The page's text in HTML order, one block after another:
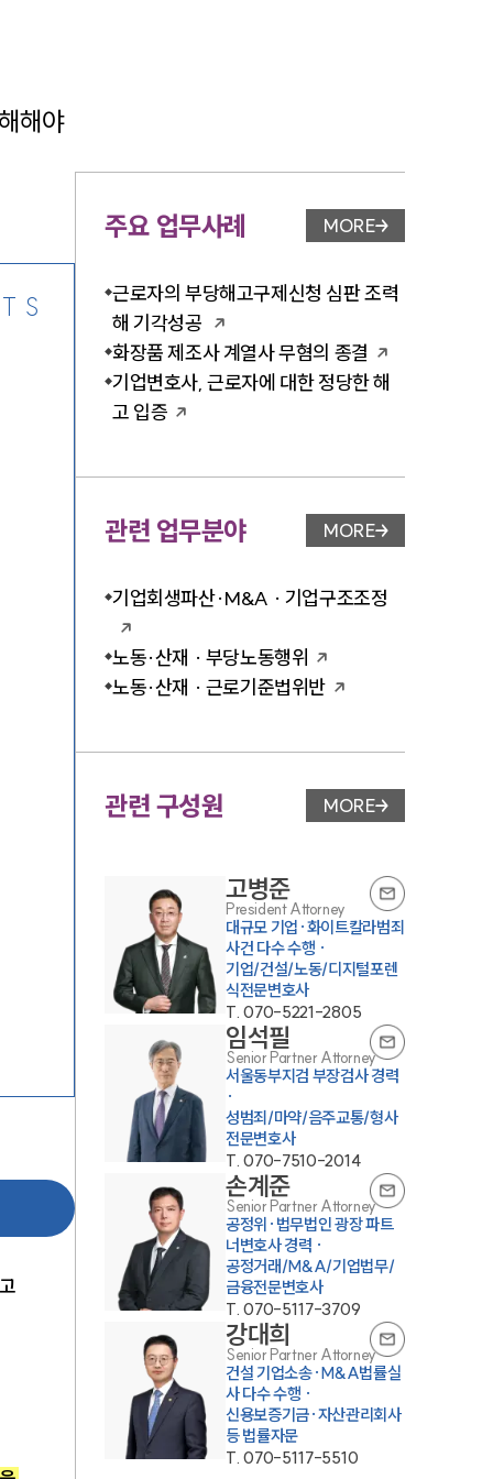
해야
주요 업무사례 업무사례 페이지 이
MORE
근로자의 부당해고구제신청 심판 조력
해 기각성공
화장품 제조사 계열사 무혐의 종결
기업변호사, 근로자에 대한 정당한 해
고 입증
관련 업무분야 업무분야 페이지 이
MORE
기업회생파산·M&A · 기업구조조정
노동·산재 · 부당노동행위
노동·산재 · 근로기준법위반
관련 구성원 변호사 페이지 이동
MORE
고병준
President Attorney
대규모 기업·화이트칼라범죄
사건 다수 수행 ·
기업/건설/노동/디지털포렌
식전문변호사
T.070-5221-2805
임석필
Senior Partner Attorney
서울동부지검 부장검사 경력
·
성범죄/마약/음주교통/형사
전문변호사
T.070-7510-2014
손계준
Senior Partner Attorney
공정위·법무법인 광장 파트
너변호사 경력 ·
공정거래/M&A/기업법무/
금융전문변호사
T.070-5117-3709
강대희
Senior Partner Attorney
건설 기업소송·M&A법률실
사 다수 수행 ·
신용보증기금·자산관리회사
등 법률자문
T.070-5117-5510